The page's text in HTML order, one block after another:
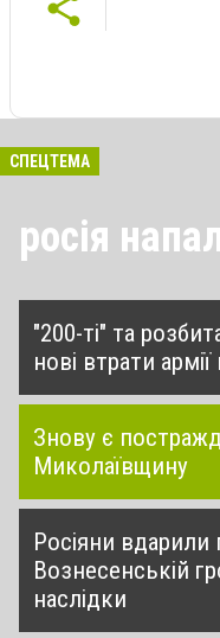
СПЕЦТЕМА
росія
"200-ті" та
нові втрати армії
Знову є
Миколаївщину
Росіяни
Вознесенській
наслідки